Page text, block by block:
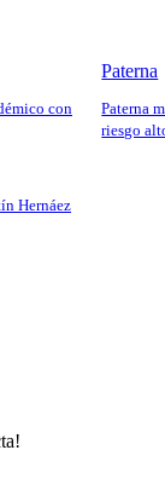
con
Paterna
Paterna
riesgo
Hernáez